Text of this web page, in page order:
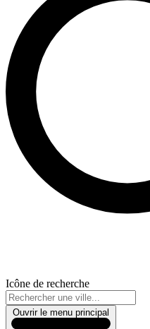
Icône de recherche
Ouvrir le menu principal